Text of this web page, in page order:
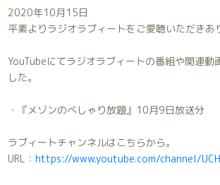
2020年10月15日
平素よりラジオラブィートをご愛聴いただきあ
YouTubeにてラジオラブィートの番組や関連
した。
・『メゾンのべしゃり放題』10月9日放送分
ラブィートチャンネルはこちらから。
URL： https://www.youtube.com/channel/